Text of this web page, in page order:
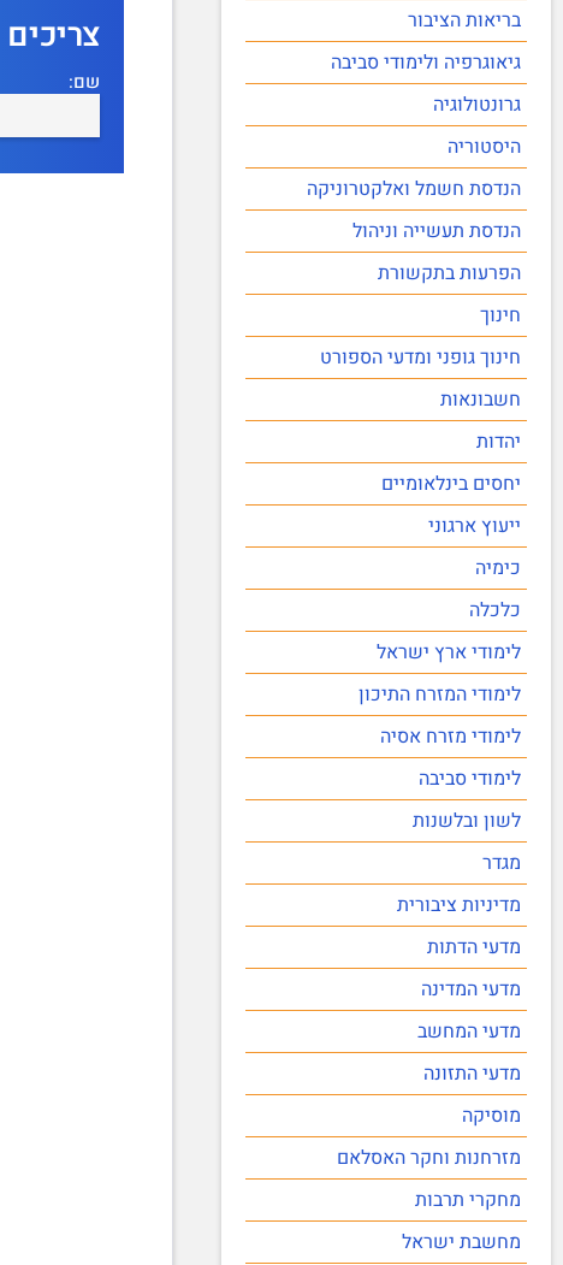
בריאות הציבור
גיאוגרפיה ולימודי סביבה
גרונטולוגיה
היסטוריה
הנדסת חשמל ואלקטרוניקה
הנדסת תעשייה וניהול
הפרעות בתקשורת
חינוך
חינוך גופני ומדעי הספורט
חשבונאות
יהדות
יחסים בינלאומיים
ייעוץ ארגוני
כימיה
כלכלה
לימודי ארץ ישראל
לימודי המזרח התיכון
לימודי מזרח אסיה
לימודי סביבה
לשון ובלשנות
מגדר
מדיניות ציבורית
מדעי הדתות
מדעי המדינה
מדעי המחשב
מדעי התזונה
מוסיקה
מזרחנות וחקר האסלאם
מחקרי תרבות
מחשבת ישראל
שם: